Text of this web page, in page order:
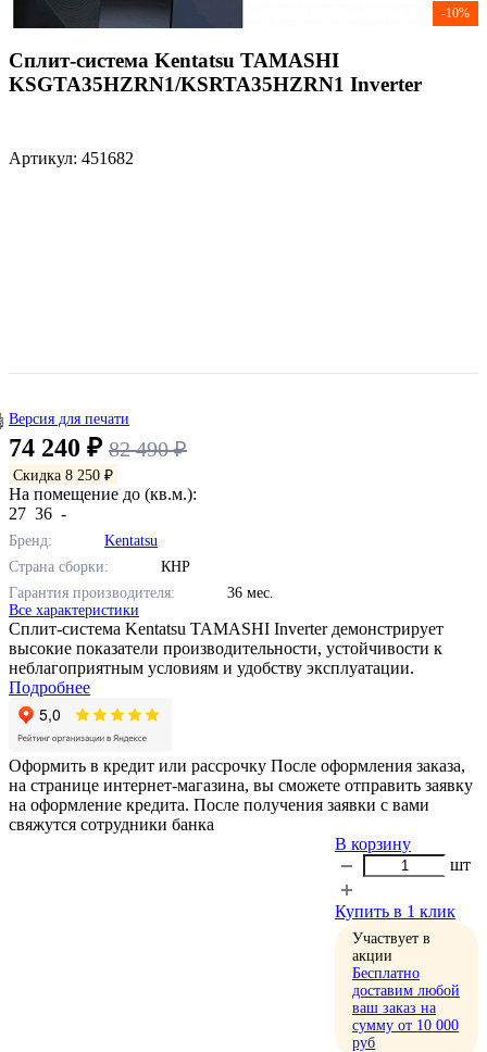
-10%
Сплит-система Kentatsu TAMASHI
KSGTA35HZRN1/KSRTA35HZRN1 Inverter
Артикул: 451682
Версия для печати
74 240 ₽ 82 490 ₽
Скидка 8 250 ₽
На помещение до (кв.м.):
27 36 -
Бренд:
Kentatsu
Страна сборки:
КНР
Гарантия производителя:
36 мес.
Все характеристики
Сплит-система Kentatsu TAMASHI Inverter демонстрирует
высокие показатели производительности, устойчивости к
неблагоприятным условиям и удобству эксплуатации.
Подробнее
Оформить в кредит или рассрочку После оформления заказа,
на странице интернет-магазина, вы сможете отправить заявку
на оформление кредита. После получения заявки с вами
свяжутся сотрудники банка
В корзину
шт
Купить в 1 клик
Участвует в
акции
Бесплатно
доставим любой
ваш заказ на
сумму от 10 000
руб